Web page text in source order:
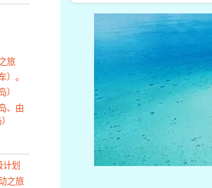
旅
。
、由
计划
之旅